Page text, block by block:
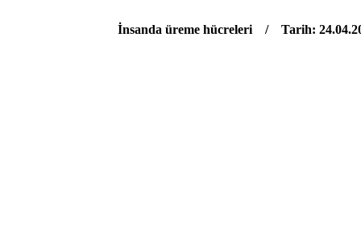
İnsanda üreme hücreleri / Tarih: